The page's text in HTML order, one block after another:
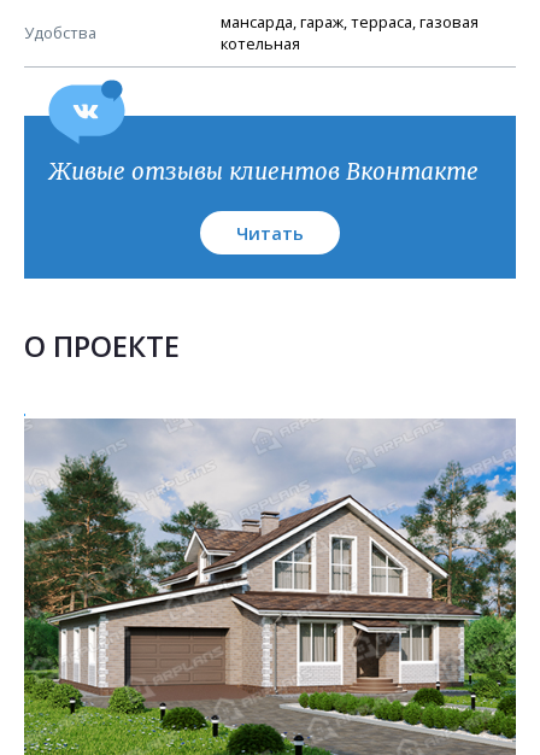
Удобства
мансарда, гараж, терраса, газовая
котельная
Живые отзывы клиентов Вконтакте
Читать
О ПРОЕКТЕ